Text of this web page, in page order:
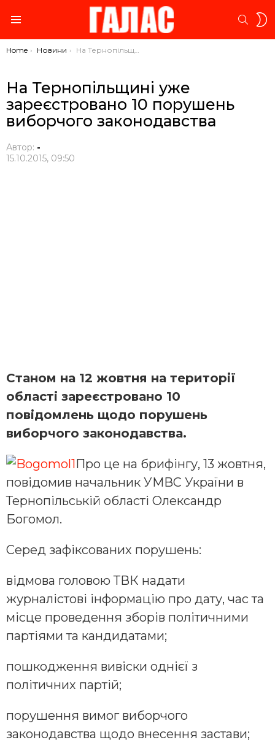
You are here:
Home Новини На Тернопільщині уже зареєстровано 10 порушень виборчого законодавства
На Тернопільщині уже
зареєстровано 10 порушень
виборчого законодавства
Автор: -
15.10.2015, 09:50
Станом на 12 жовтня на території
області зареєстровано 10
повідомлень щодо порушень
виборчого законодавства.
Про це на брифінгу, 13 жовтня,
повідомив начальник УМВС України в
Тернопільській області Олександр
Богомол.
Серед зафіксованих порушень:
відмова головою ТВК надати
журналістові інформацію про дату, час та
місце проведення зборів політичними
партіями та кандидатами;
пошкодження вивіски однієї з
політичних партій;
порушення вимог виборчого
законодавства щодо внесення застави;